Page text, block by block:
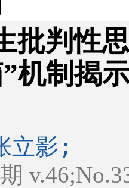
批判性
机制揭
立影;